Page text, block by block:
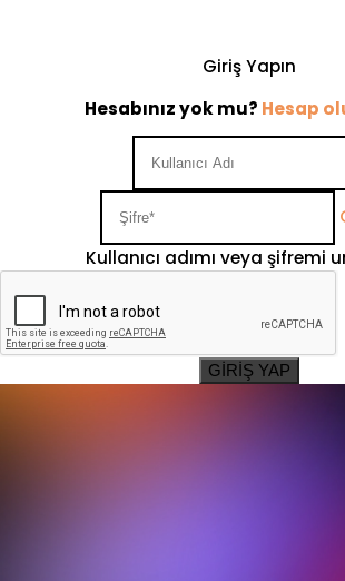
Giriş Yapın
Hesabınız yok mu? Hesap
Kullanıcı adımı veya şifremi
GİRİŞ YAP